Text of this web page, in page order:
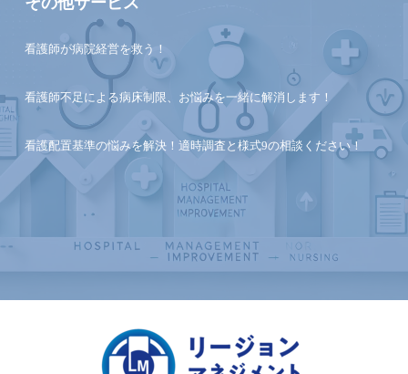
看護師が病院経営を救う！
看護師不足による病床制限、お悩みを一緒に解消します！
看護配置基準の悩みを解決！適時調査と様式9の相談ください！